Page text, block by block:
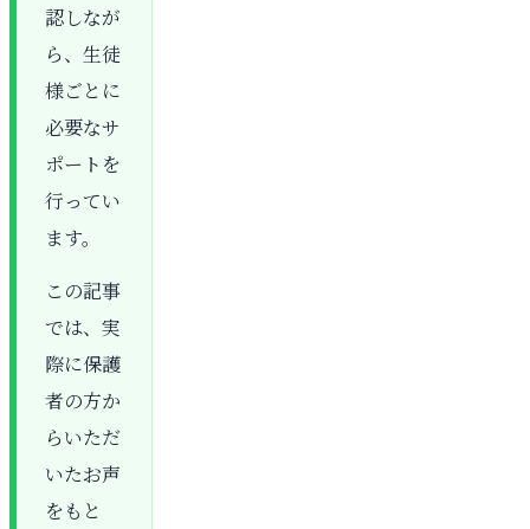
認しなが
ら、生徒
様ごとに
必要なサ
ポートを
行ってい
ます。
この記事
では、実
際に保護
者の方か
らいただ
いたお声
をもと